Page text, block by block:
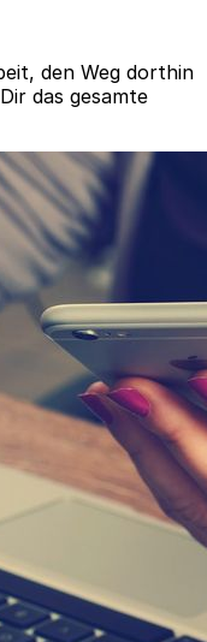
den Weg dorthin
das gesamte